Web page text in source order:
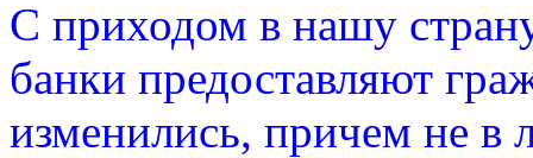
С приходом в нашу
банки предоставляют
изменились, причем не в